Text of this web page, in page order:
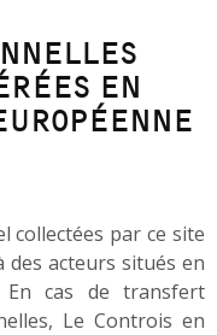
EN
collectées par ce site
acteurs situés en
En cas de transfert
Le Controis en